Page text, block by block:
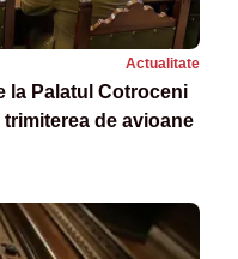
Actualitate
la Palatul Cotroceni
de avioane